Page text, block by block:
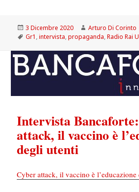
Scritto
il
3 Dicembre 2020 Autore
Arturo Di Corinto
Tag
Gr1,intervista,propaganda,Radio Rai
Intervista
attack, il vaccino è
degli utenti
Cyber attack, il vaccino è